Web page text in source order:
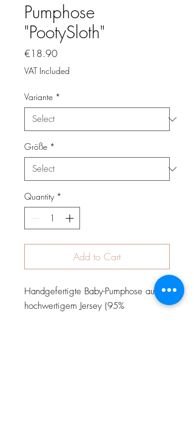
Pumphose
"PootySloth"
€18.90Price
VAT Included
Variante *
Größe *
Quantity *
Add to Cart
Handgefertigte Baby-Pumphose aus
hochwertigem Jersey (95%